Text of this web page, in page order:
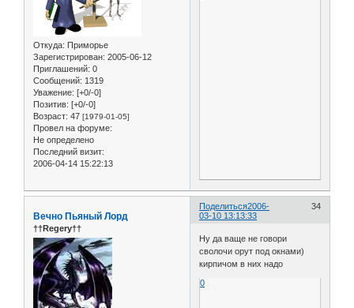
Откуда: Приморье
Зарегистрирован: 2005-06-12
Приглашений: 0
Сообщений: 1319
Уважение: [+0/-0]
Позитив: [+0/-0]
Возраст: 47 [1979-01-05]
Провел на форуме:
Не определено
Последний визит:
2006-04-14 15:22:13
Поделиться 34
2006-
03-10 13:13:33
Вечно Пьяный Лорд
††Regery††
Ну да ваще не говори
сволочи орут под окнами)
кирпичом в них надо
0